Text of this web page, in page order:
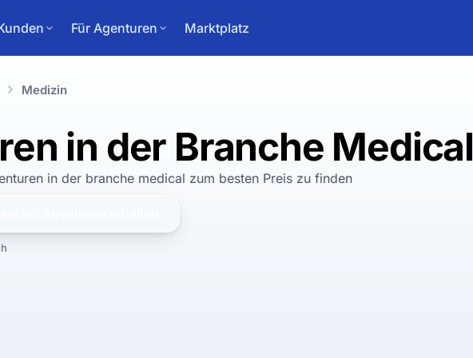
Für Agenturen Marktplatz
Medizin
in der Branche Medical
in der branche medical zum besten Preis zu finden